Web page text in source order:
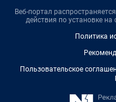
Веб-портал
действия по установке
Политика
Пользовательское